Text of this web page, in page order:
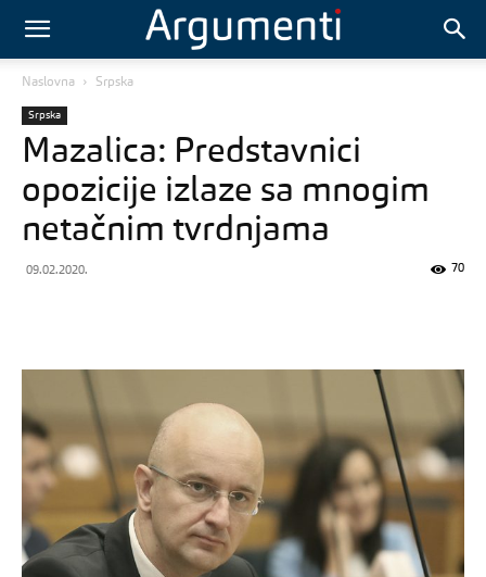
Naslovna Srpska
Srpska
Mazalica: Predstavnici
opozicije izlaze sa mnogim
netačnim tvrdnjama
09.02.2020. 70